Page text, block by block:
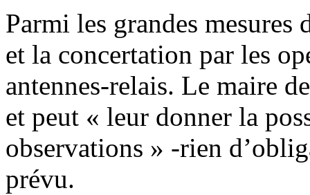
Parmi les grandes
et la concertation par les
antennes-relais. Le maire
et peut « leur donner la
observations » -rien
prévu.